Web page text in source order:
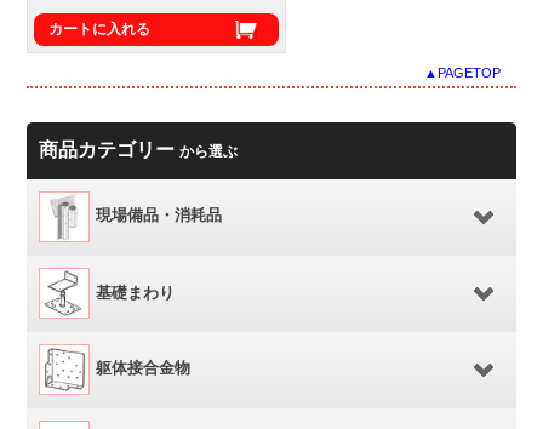
カートに入れる
▲PAGETOP
商品カテゴリーから選ぶ
現場備品・消耗品
基礎まわり
躯体接合金物